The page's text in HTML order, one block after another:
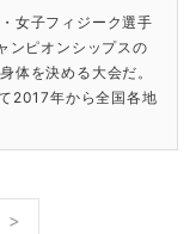
女子フィジーク選手
ンピオンシップスの
体を決める大会だ。
2017年から全国各地
>